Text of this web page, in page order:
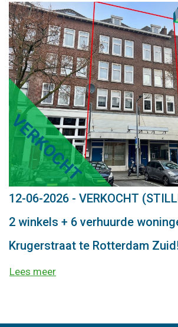
12-06-2026 - VERKOCHT
2 winkels + 6 verhuurde
Krugerstraat te Rotterdam
Lees meer